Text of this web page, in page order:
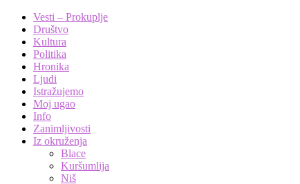
Vesti – Prokuplje
Društvo
Kultura
Politika
Hronika
Ljudi
Istražujemo
Moj ugao
Info
Zanimljivosti
Iz okruženja
Blace
Kuršumlija
Niš